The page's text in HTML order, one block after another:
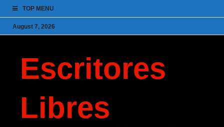
TOP MENU
August 7, 2026
Escritores
Libres